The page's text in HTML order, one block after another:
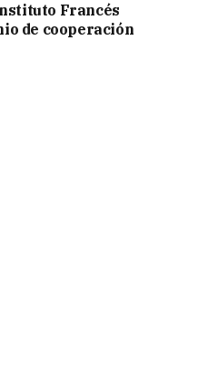
Francés
de cooperación